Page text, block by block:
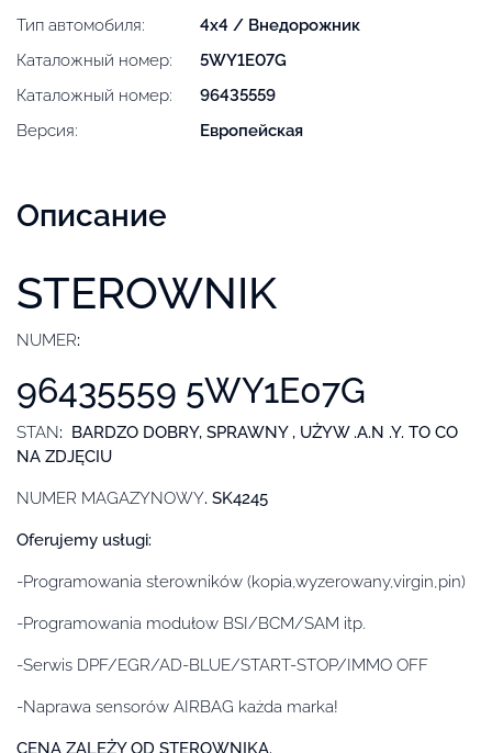
Тип автомобиля:
4x4 / Внедорожник
Каталожный номер:
5WY1E07G
Каталожный номер:
96435559
Версия:
Европейская
Описание
STEROWNIK
NUMER:
96435559 5WY1E07G
STAN: BARDZO DOBRY, SPRAWNY , UŻYW .A.N .Y. TO CO
NA ZDJĘCIU
NUMER MAGAZYNOWY. SK4245
Oferujemy usługi:
-Programowania sterowników (kopia,wyzerowany,virgin,pin)
-Programowania modułow BSI/BCM/SAM itp.
-Serwis DPF/EGR/AD-BLUE/START-STOP/IMMO OFF
-Naprawa sensorów AIRBAG każda marka!
CENA ZALEŻY OD STEROWNIKA.